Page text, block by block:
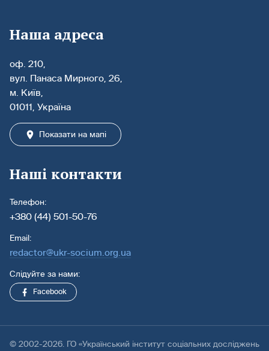
Наша адреса
оф. 210,
вул. Панаса Мирного, 26,
м. Київ,
01011, Україна
Показати на мапі
Наші контакти
Телефон:
+380 (44) 501-50-76
Email:
redactor@ukr-socium.org.ua
Слідуйте за нами:
Facebook
© 2002-2026. ГО «Український інститут соціальних досліджень